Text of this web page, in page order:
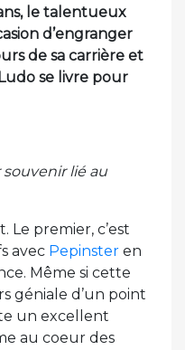
le talentueux
d’engranger
de sa carrière et
se livre pour
lié au
Le premier, c’est
avec Pepinster en
Même si cette
géniale d’un point
un excellent
au coeur des